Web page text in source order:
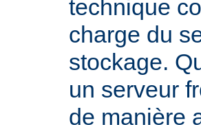
technique
charge du
stockage.
un serveur
de manière